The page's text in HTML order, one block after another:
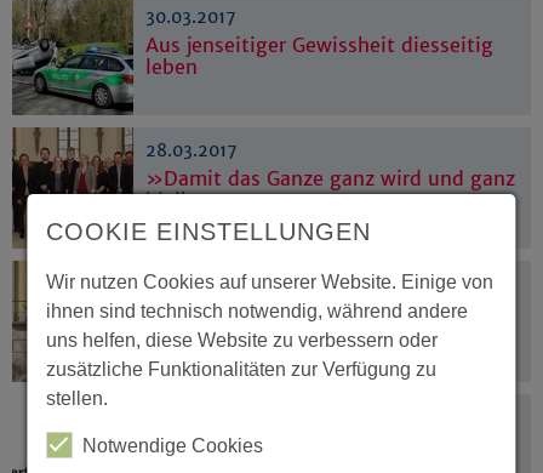
30.03.2017
Aus jenseitiger Gewissheit diesseitig
leben
28.03.2017
»Damit das Ganze ganz wird und ganz
bleibt«
27.03.2017
»Weder larmoyant noch panisch«
Einsatz für Geflüchtete braucht
COOKIE EINSTELLUNGEN
Wir nutzen Cookies auf unserer Website. Einige von
ihnen sind technisch notwendig, während andere
uns helfen, diese Website zu verbessern oder
zusätzliche Funktionalitäten zur Verfügung zu
stellen.
Notwendige Cookies